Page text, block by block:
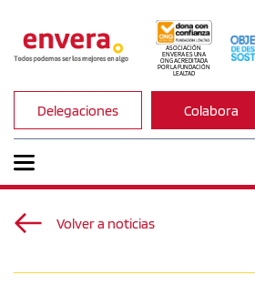
ASOCIACIÓN
ENVERA ES UNA
ONG ACREDITADA
POR LA FUNDACIÓN
LEALTAD
Delegaciones Colabora
Volver a noticias